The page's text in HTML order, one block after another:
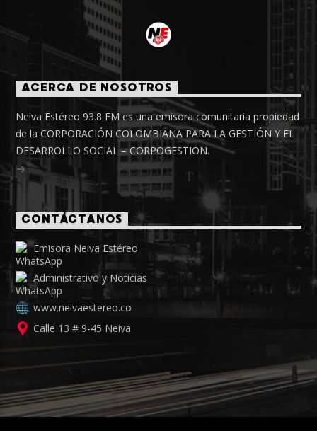
ACERCA DE NOSOTROS
Neiva Estéreo 93.8 FM es una emisora comunitaria propiedad
de la CORPORACIÓN COLOMBIANA PARA LA GESTIÓN Y EL
DESARROLLO SOCIAL – CORPOGESTION.
CONTÁCTANOS
Emisora Neiva Estéreo
Administrativo y Noticias
www.neivaestereo.co
Calle 13 # 9-45 Neiva